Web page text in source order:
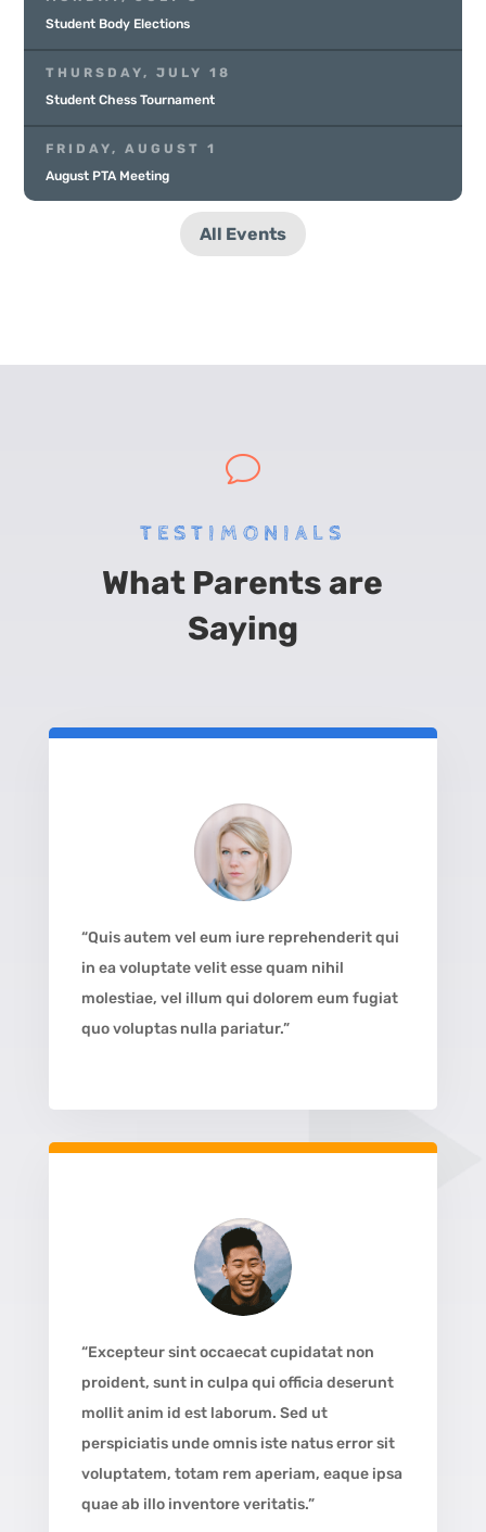
Student Body Elections
THURSDAY, JULY 18
Student Chess Tournament
FRIDAY, AUGUST 1
August PTA Meeting
All Events
v
TESTIMONIALS
What Parents are
Saying
“Quis autem vel eum iure reprehenderit qui
in ea voluptate velit esse quam nihil
molestiae, vel illum qui dolorem eum fugiat
quo voluptas nulla pariatur.”
“Excepteur sint occaecat cupidatat non
proident, sunt in culpa qui officia deserunt
mollit anim id est laborum. Sed ut
perspiciatis unde omnis iste natus error sit
voluptatem, totam rem aperiam, eaque ipsa
quae ab illo inventore veritatis.”